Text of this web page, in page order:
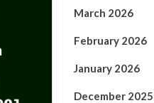
March 2026
February 2026
January 2026
December 2025